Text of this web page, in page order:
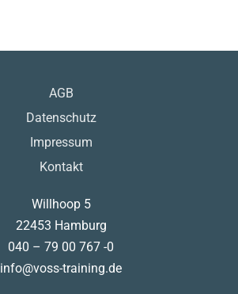
AGB
Datenschutz
Impressum
Kontakt
Willhoop 5
22453 Hamburg
040 – 79 00 767 -0
info@voss-training.de